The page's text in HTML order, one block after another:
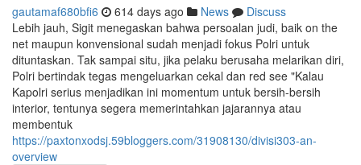
gautamaf680bfi6 614 days ago News
Discuss
Lebih jauh, Sigit menegaskan bahwa persoalan judi, baik on the
net maupun konvensional sudah menjadi fokus Polri untuk
dituntaskan. Tak sampai situ, jika pelaku berusaha melarikan diri,
Polri bertindak tegas mengeluarkan cekal dan red see "Kalau
Kapolri serius menjadikan ini momentum untuk bersih-bersih
interior, tentunya segera memerintahkan jajarannya atau
membentuk
https://paxtonxodsj.59bloggers.com/31908130/divisi303-an-
overview